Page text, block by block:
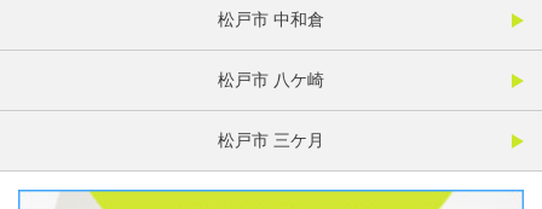
松戸市 中和倉
松戸市 八ケ崎
松戸市 三ケ月